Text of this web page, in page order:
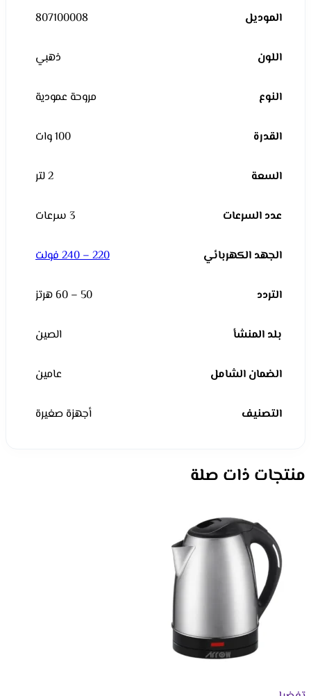
الموديل 807100008
اللون ذهبي
النوع مروحة عمودية
القدرة 100 وات
السعة 2 لتر
عدد السرعات 3 سرعات
الجهد الكهربائي 220 – 240 فولت
التردد 50 – 60 هرتز
بلد المنشأ الصين
الضمان الشامل عامين
التصنيف أجهزة صغيرة
منتجات ذات صلة